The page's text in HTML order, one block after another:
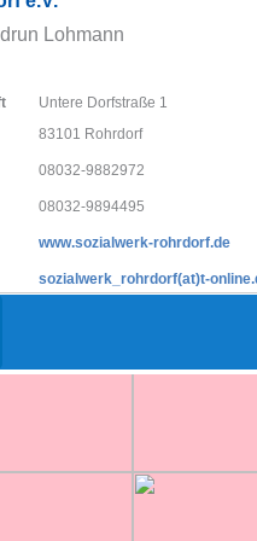
Lohmann
Untere Dorfstraße 1
83101 Rohrdorf
08032-9882972
08032-9894495
www.sozialwerk-rohrdorf.de
sozialwerk_rohrdorf(at)t-